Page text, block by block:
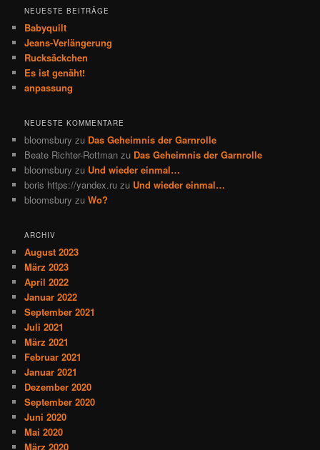
h
n
NEUESTE BEITRÄGE
Babyquilt
Jeans-Verlängerung
Rucksäckchen
Es ist genäht!
anpassung
NEUESTE KOMMENTARE
bloomsbury zu Das Geheimnis der Garnrolle
Beate Richter-Rottman zu Das Geheimnis der Garnrolle
bloomsbury zu Und wieder einmal…
boris https://yandex.ru zu Und wieder einmal…
bloomsbury zuWo?
ARCHIV
August 2023
März 2023
April 2022
Januar 2022
September 2021
Juli 2021
März 2021
Februar 2021
Januar 2021
Dezember 2020
September 2020
Juni 2020
Mai 2020
März 2020